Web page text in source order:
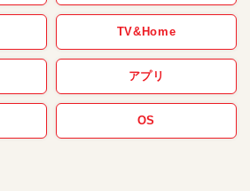
TV&Home
アプリ
OS